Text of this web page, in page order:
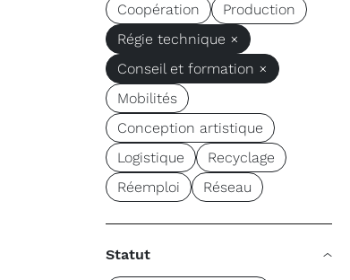
Coopération
Production
Régie technique ×
Conseil et formation ×
Mobilités
Conception artistique
Logistique
Recyclage
Réemploi
Réseau
Statut